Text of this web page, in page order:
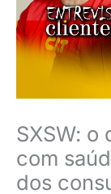
SXSW: o
com
dos